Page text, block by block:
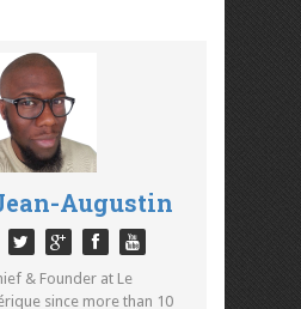
Augustin
& Founder at Le
since more than 10